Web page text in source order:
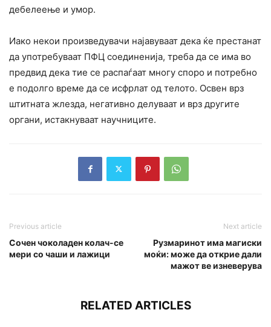
дебелеење и умор.
Иако некои произведувачи најавуваат дека ќе престанат
да употребуваат ПФЦ соединенија, треба да се има во
предвид дека тие се распаѓаат многу споро и потребно
е подолго време да се исфрлат од телото. Освен врз
штитната жлезда, негативно делуваат и врз другите
органи, истакнуваат научниците.
Previous article
Сочен чоколаден колач-се
мери со чаши и лажици
Next article
Рузмаринот има магиски
моќи: може да открие дали
мажот ве изневерува
RELATED ARTICLES